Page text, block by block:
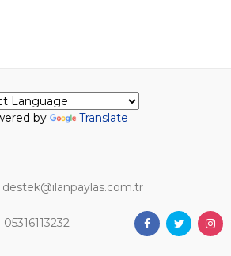
by Translate
destek@ilanpaylas.com.tr